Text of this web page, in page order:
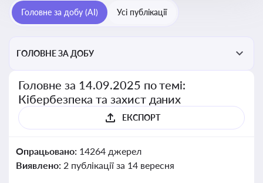
Головне за добу (AI) Усі публікації
ГОЛОВНЕ ЗА ДОБУ
Головне за 14.09.2025 по темі:
Кібербезпека та захист даних
ЕКСПОРТ
Опрацьовано: 14264 джерел
Виявлено: 2 публікації за 14 вересня